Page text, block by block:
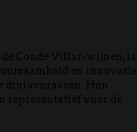
de Conde Villar-wijnen, is
en innovatie
druivenrassen. Hun
representatief voor de